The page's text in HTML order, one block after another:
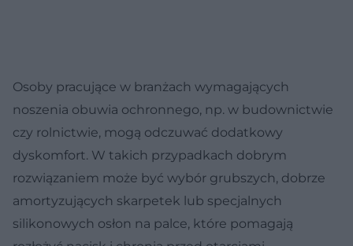
Osoby pracujące w branżach wymagających
noszenia obuwia ochronnego, np. w budownictwie
czy rolnictwie, mogą odczuwać dodatkowy
dyskomfort. W takich przypadkach dobrym
rozwiązaniem może być wybór grubszych, dobrze
amortyzujących skarpetek lub specjalnych
silikonowych osłon na palce, które pomagają